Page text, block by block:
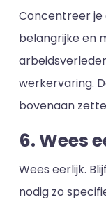
Concentreer
belangrijke en
werkervaring.
bovenaan
6. Wees
Wees eerlijk.
nodig zo